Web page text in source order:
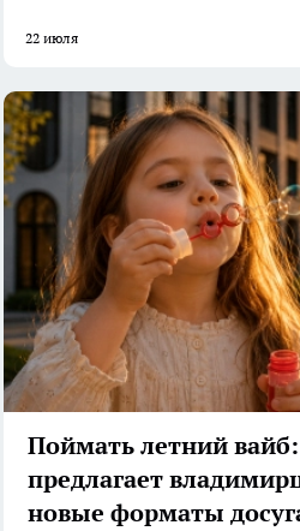
22 июля
Поймать летний
предлагает
новые форматы